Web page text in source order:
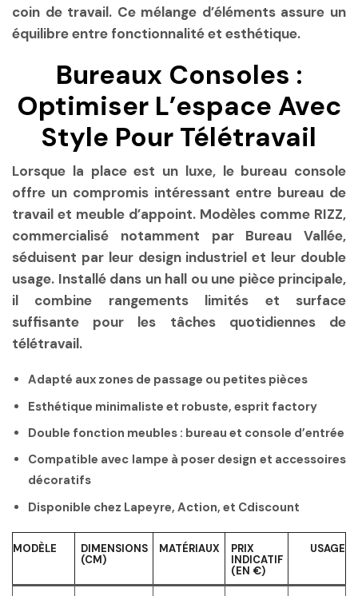
coin de travail. Ce mélange d’éléments assure un
équilibre entre fonctionnalité et esthétique.
Bureaux Consoles :
Optimiser L’espace Avec
Style Pour Télétravail
Lorsque la place est un luxe, le bureau console
offre un compromis intéressant entre bureau de
travail et meuble d’appoint. Modèles comme RIZZ,
commercialisé notamment par Bureau Vallée,
séduisent par leur design industriel et leur double
usage. Installé dans un hall ou une pièce principale,
il combine rangements limités et surface
suffisante pour les tâches quotidiennes de
télétravail.
Adapté aux zones de passage ou petites pièces
Esthétique minimaliste et robuste, esprit factory
Double fonction meubles : bureau et console d’entrée
Compatible avec lampe à poser design et accessoires
décoratifs
Disponible chez Lapeyre, Action, et Cdiscount
MODÈLE
DIMENSIONS
(CM)
MATÉRIAUX
PRIX
INDICATIF
(EN €)
USAGE